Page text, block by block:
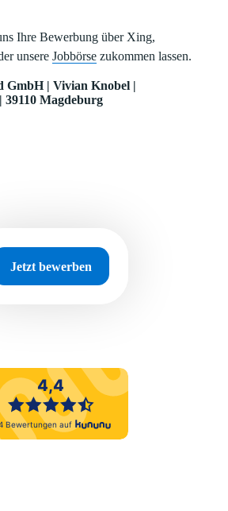
Ihre Bewerbung über Xing,
unsereJobbörse zukommen lassen.
GmbH | Vivian Knobel |
39110 Magdeburg
Jetzt bewerben